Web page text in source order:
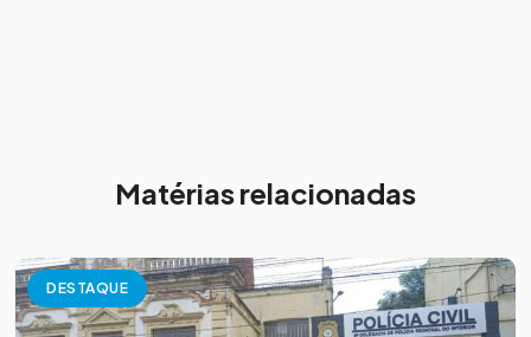
Matérias relacionadas
DESTAQUE